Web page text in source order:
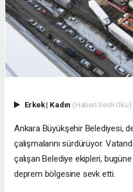
Erkek| Kadın (Haberi Sesli Oku)
Ankara Büyükşehir Belediyesi,
çalışmalarını sürdürüyor.
çalışan Belediye ekipleri,
deprem bölgesine sevk etti.